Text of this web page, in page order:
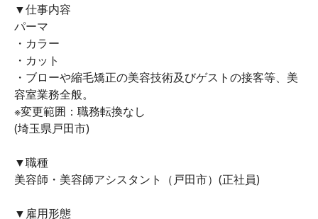
▼仕事内容
パーマ
・カラー
・カット
・ブローや縮毛矯正の美容技術及びゲストの接客等、美
容室業務全般。
※変更範囲：職務転換なし
(埼玉県戸田市)
▼職種
美容師・美容師アシスタント（戸田市）(正社員)
▼雇用形態